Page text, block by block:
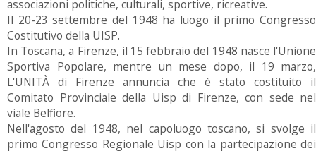
associazioni politiche, culturali, sportive, ricreative.
Il 20-23 settembre del 1948 ha luogo il primo Congresso
Costitutivo della UISP.
In Toscana, a Firenze, il 15 febbraio del 1948 nasce l'Unione
Sportiva Popolare, mentre un mese dopo, il 19 marzo,
L'UNITÀ di Firenze annuncia che è stato costituito il
Comitato Provinciale della Uisp di Firenze, con sede nel
viale Belfiore.
Nell'agosto del 1948, nel capoluogo toscano, si svolge il
primo Congresso Regionale Uisp con la partecipazione dei